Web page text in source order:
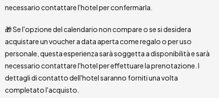
necessario contattare l'hotel per confermarla.
🎁 Se l'opzione del calendario non compare o se si desidera
acquistare un voucher a data aperta come regalo o per uso
personale, questa esperienza sarà soggetta a disponibilità e sarà
necessario contattare l'hotel per effettuare la prenotazione. I
dettagli di contatto dell'hotel saranno forniti una volta
completato l'acquisto.